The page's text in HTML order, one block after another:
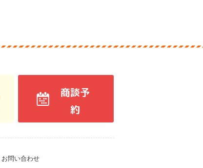
商談予
約
お問い合わせ